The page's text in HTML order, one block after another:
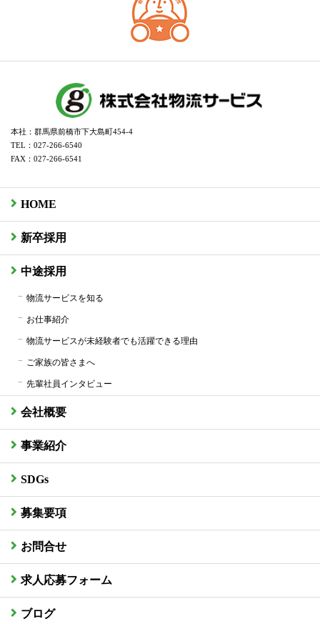
本社：群馬県前橋市下大島町454-4
TEL：027-266-6540
FAX：027-266-6541
HOME
新卒採用
中途採用
物流サービスを知る
お仕事紹介
物流サービスが未経験者でも活躍できる理由
ご家族の皆さまへ
先輩社員インタビュー
会社概要
事業紹介
SDGs
募集要項
お問合せ
求人応募フォーム
ブログ